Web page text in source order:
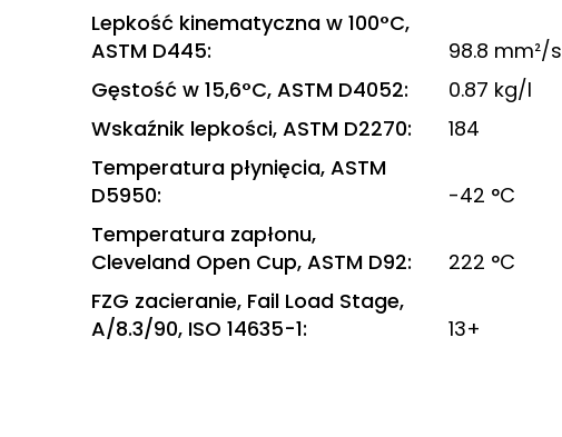
Lepkość kinematyczna w 100°C,
ASTM D445:
98.8 mm²/s
Gęstość w 15,6°C, ASTM D4052:
0.87 kg/l
Wskaźnik lepkości, ASTM D2270:
184
Temperatura płynięcia, ASTM
D5950:
-42 °C
Temperatura zapłonu,
Cleveland Open Cup, ASTM D92:
222 °C
FZG zacieranie, Fail Load Stage,
A/8.3/90, ISO 14635-1: 13+